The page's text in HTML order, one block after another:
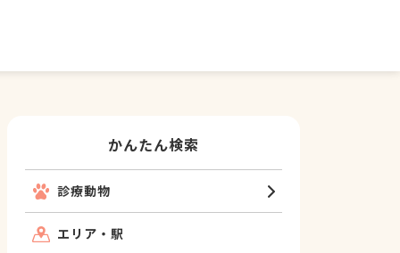
かんたん検索
診療動物
エリア・駅